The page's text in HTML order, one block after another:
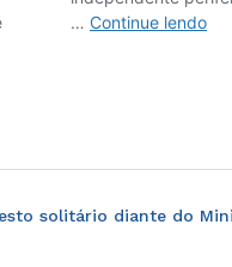
solitário diante do